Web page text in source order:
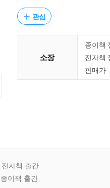
관심
소장
종이책
전자책
판매가
전자책 출간
종이책 출간